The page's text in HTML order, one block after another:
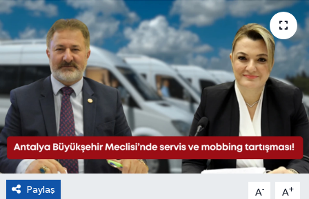
Paylaş A- A+
Magazin
Turizm
Çevre
Kültür ve Sanat
Sivil Toplum
Tarım